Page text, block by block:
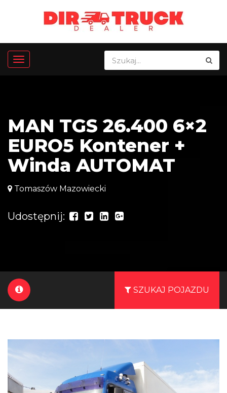
MAN TGS 26.400 6×2
EURO5 Kontener +
Winda AUTOMAT
Tomaszów Mazowiecki
Udostępnij:
SZUKAJ POJAZDU